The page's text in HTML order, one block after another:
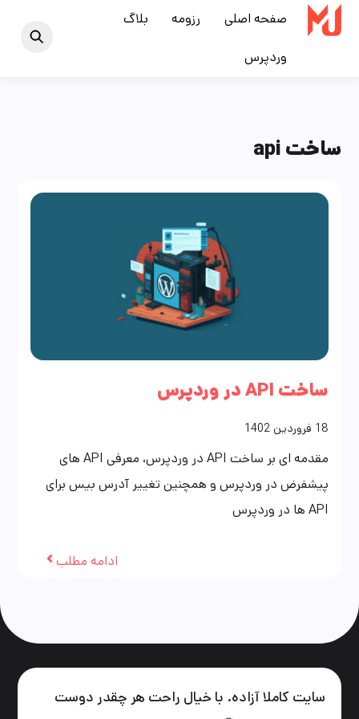
Skip
صفحه اصلی رزومه بلاگ
وردپرس
ساخت api
ساخت API در وردپرس
18 فروردین 1402
مقدمه ای بر ساخت API در وردپرس، معرفی API های
پیشفرض در وردپرس و همچنین تغییر آدرس بیس برای
API ها در وردپرس
ادامه مطلب
سایت کاملا آزاده. با خیال راحت هر چقدر دوست